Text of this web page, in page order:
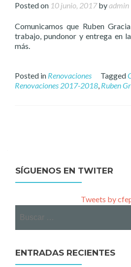
Posted on 10 junio, 2017byadmin
Comunicamos que Ruben
trabajo, pundonor y entrega en
más.
Posted in Renovaciones Tagged
Renovaciones 2017-2018, Ruben
SÍGUENOS EN TWITER
Tweets by
ENTRADAS RECIENTES